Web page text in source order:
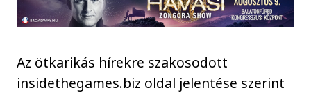
Az ötkarikás hírekre szakosodott
insidethegames.biz oldal jelentése szerint